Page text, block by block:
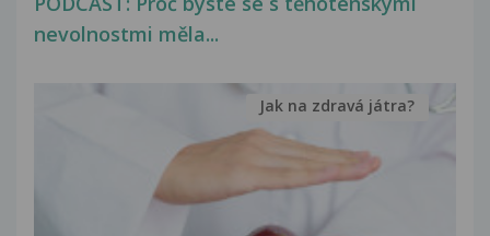
nevolnostmi měla...
Jak na zdravá játra?